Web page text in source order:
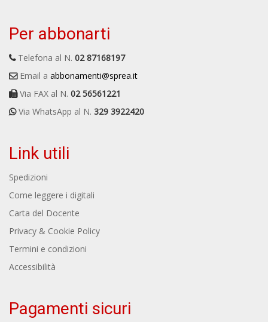
Per abbonarti
Telefona al N. 02 87168197
Email a abbonamenti@sprea.it
Via FAX al N. 02 56561221
Via WhatsApp al N. 329 3922420
Link utili
Spedizioni
Come leggere i digitali
Carta del Docente
Privacy & Cookie Policy
Termini e condizioni
Accessibilità
Pagamenti sicuri